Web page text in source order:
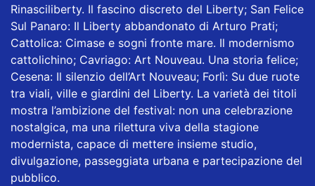
Rinasciliberty. Il fascino discreto del Liberty; San Felice
Sul Panaro: Il Liberty abbandonato di Arturo Prati;
Cattolica: Cimase e sogni fronte mare. Il modernismo
cattolichino; Cavriago: Art Nouveau. Una storia felice;
Cesena: Il silenzio dell’Art Nouveau; Forlì: Su due ruote
tra viali, ville e giardini del Liberty. La varietà dei titoli
mostra l’ambizione del festival: non una celebrazione
nostalgica, ma una rilettura viva della stagione
modernista, capace di mettere insieme studio,
divulgazione, passeggiata urbana e partecipazione del
pubblico.